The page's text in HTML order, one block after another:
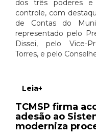
dos três poderes e
controle, com
de Contas do
representado pelo
Dissei, pelo Vice-
Torres, e pelo
Leia+
TCMSP firma
adesão ao
moderniza